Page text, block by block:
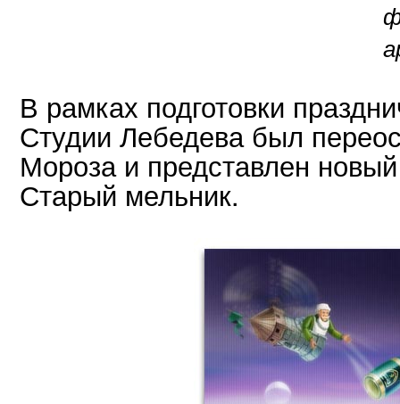
В рамках подготовки
Студии Лебедева был
Мороза и представлен
Старый мельник.